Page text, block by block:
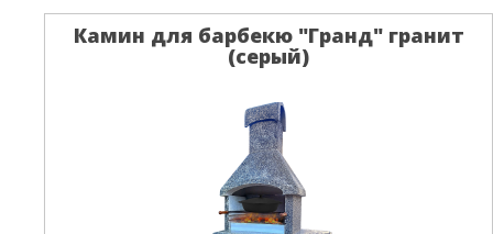
Камин для барбекю "Гранд" гранит
(серый)